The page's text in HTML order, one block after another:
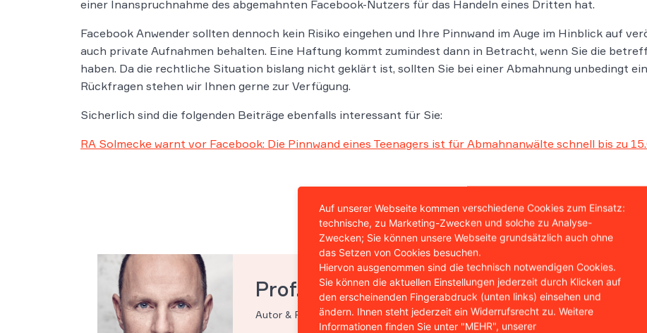
einer Inanspruchnahme des abgemahnten Facebook-Nutzers für das Handeln eines Dritten hat.
Facebook Anwender sollten dennoch kein Risiko eingehen und Ihre Pinnwand im Auge im Hinblick auf
auch private Aufnahmen behalten. Eine Haftung kommt zumindest dann in Betracht, wenn Sie die
haben. Da die rechtliche Situation bislang nicht geklärt ist, sollten Sie bei einer Abmahnung unbedingt
Rückfragen stehen wir Ihnen gerne zur Verfügung.
Sicherlich sind die folgenden Beiträge ebenfalls interessant für Sie:
RA Solmecke warnt vor Facebook: Die Pinnwand eines Teenagers ist für Abmahnanwälte schnell bis zu
Prof. Christian Solmecke
Autor & Partner WBS.LEGAL
Auf unserer Webseite kommen verschiedene Cookies zum Einsatz:
technische, zu Marketing-Zwecken und solche zu Analyse-
Zwecken; Sie können unsere Webseite grundsätzlich auch ohne
das Setzen von Cookies besuchen.
Hiervon ausgenommen sind die technisch notwendigen Cookies.
Sie können die aktuellen Einstellungen jederzeit durch Klicken auf
den erscheinenden Fingerabdruck (unten links) einsehen und
ändern. Ihnen steht jederzeit ein Widerrufsrecht zu. Weitere
Informationen finden Sie unter "MEHR", unserer